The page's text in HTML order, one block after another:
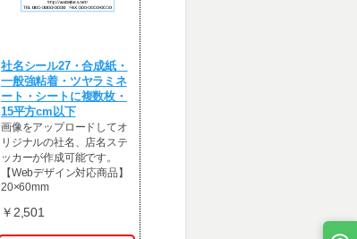
社名シール27・合成紙・
一般強粘着・ツヤラミネ
ート・シートに複数枚・
15平方cm以下
画像をアップロードしてオ
リジナルの社名、店名ステ
ッカーが作成可能です。
【Webデザイン対応商品】
20×60mm
￥2,501